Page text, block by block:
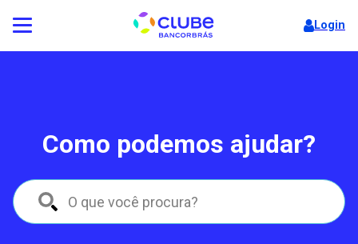
Login
Como podemos ajudar?